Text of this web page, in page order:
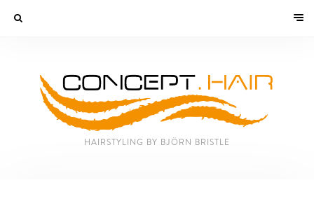
HAIRSTYLING BY BJÖRN BRISTLE